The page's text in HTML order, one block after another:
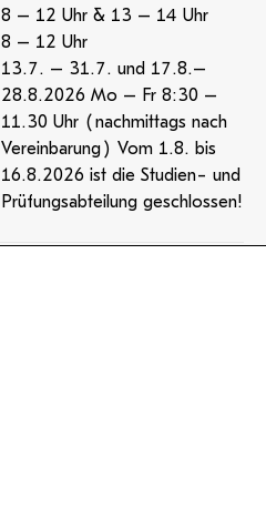
8 – 12 Uhr & 13 – 14 Uhr
8 – 12 Uhr
13.7. – 31.7. und 17.8.–
28.8.2026 Mo – Fr 8:30 –
11.30 Uhr (nachmittags nach
Vereinbarung) Vom 1.8. bis
16.8.2026 ist die Studien- und
Prüfungsabteilung geschlossen!